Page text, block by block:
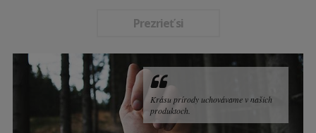
Prezrieť si
Krásu prírody uchovávame v našich
produktoch.